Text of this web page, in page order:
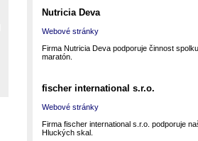
Nutricia Deva
Webové stránky
Firma Nutricia Deva podporuje činnost
maratón.
fischer international s.r.o.
Webové stránky
Firma fischer international s.r.o. podporuje
Hluckých skal.